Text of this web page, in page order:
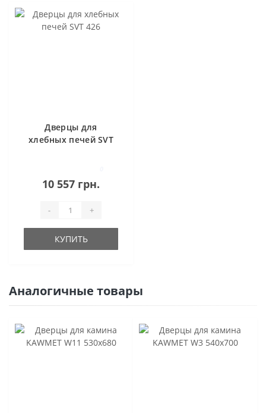
Дверцы для
хлебных печей SVT
10 557 грн.
- +
КУПИТЬ
Аналогичные товары